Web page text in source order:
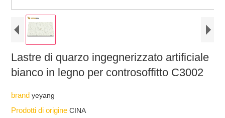
Lastre di quarzo ingegnerizzato artificiale
bianco in legno per controsoffitto C3002
brandyeyang
Prodotti di origineCINA